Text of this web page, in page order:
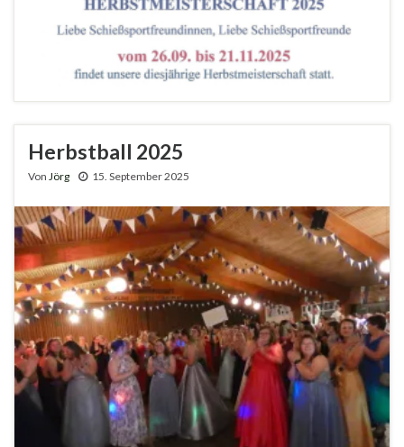
Herbstball 2025
Von Jörg 15. September 2025